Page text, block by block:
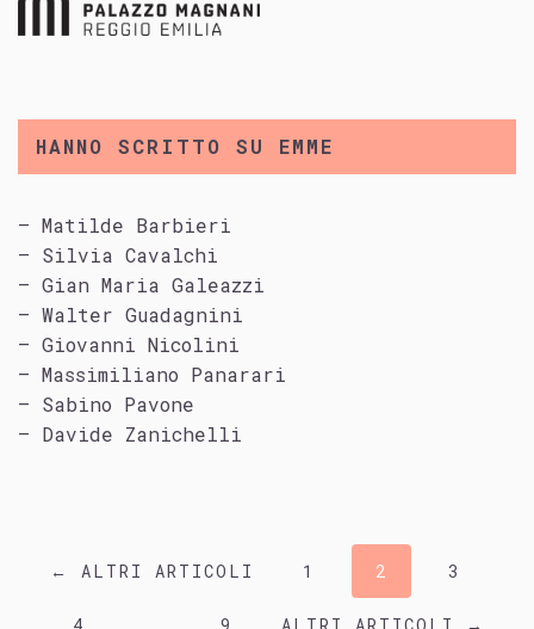
HANNO SCRITTO SU EMME
– Matilde Barbieri
– Silvia Cavalchi
– Gian Maria Galeazzi
– Walter Guadagnini
– Giovanni Nicolini
– Massimiliano Panarari
– Sabino Pavone
– Davide Zanichelli
← ALTRI ARTICOLI 1 2 3